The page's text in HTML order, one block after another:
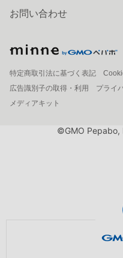
お問い合わせ
特定商取引法に基づく表記
広告識別子の取得・利用
プライ
メディアキット
©GMO Pepabo,